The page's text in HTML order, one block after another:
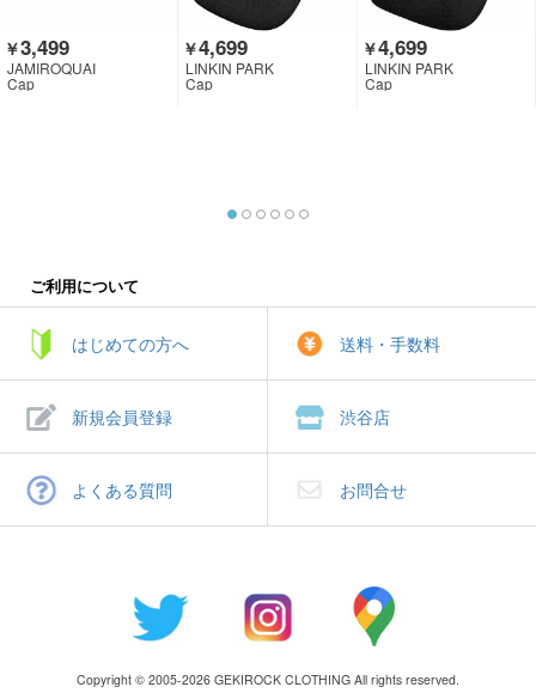
￥3,499
JAMIROQUAI
Cap
￥4,699
LINKIN PARK
Cap
￥4,699
LINKIN PARK
Cap
ご利用について
はじめての方へ 送料・手数料
新規会員登録 渋谷店
よくある質問 お問合せ
Copyright © 2005-2026 GEKIROCK CLOTHING All rights reserved.